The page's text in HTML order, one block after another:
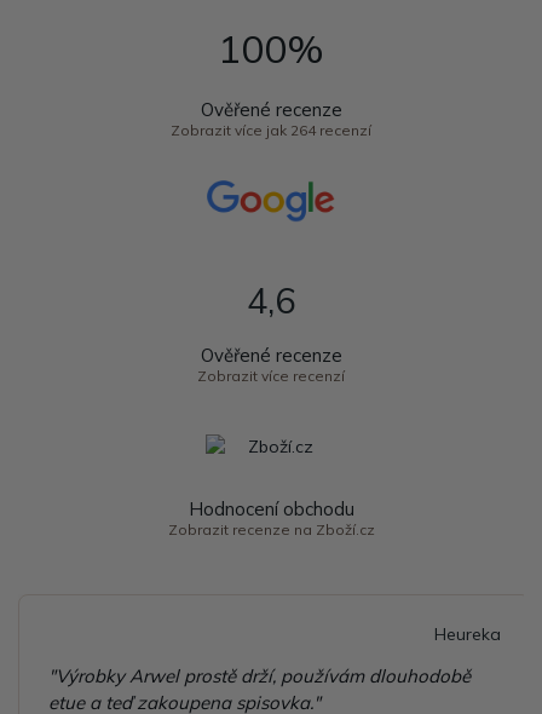
100%
Ověřené recenze
Zobrazit více jak 264 recenzí
4,6
Ověřené recenze
Zobrazit více recenzí
Hodnocení obchodu
Zobrazit recenze na Zboží.cz
Heureka
"Výrobky Arwel prostě drží, používám dlouhodobě
etue a teď zakoupena spisovka."